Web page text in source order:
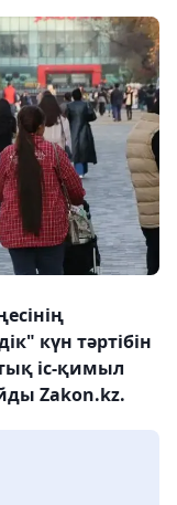
күн тәртібін
іс-қимыл
Zakon.kz.